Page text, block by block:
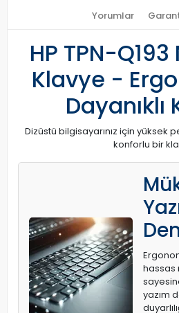
Yorumlar
HP TPN-
Klavye -
Dayanıklı
Dizüstü bilgisayarınız için yüksek
konforlu bir
hassas
yazım